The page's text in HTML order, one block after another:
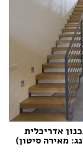
אדריכלית
מאירה סיטון)